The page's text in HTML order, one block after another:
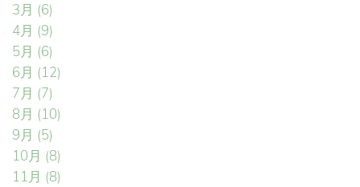
3月 (6)
4月 (9)
5月 (6)
6月 (12)
7月 (7)
8月 (10)
9月 (5)
10月 (8)
11月 (8)